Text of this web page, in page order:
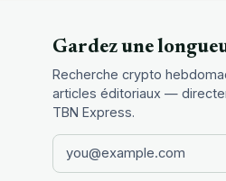
Gardez une
Recherche crypto
articles éditoriaux —
TBN Express.